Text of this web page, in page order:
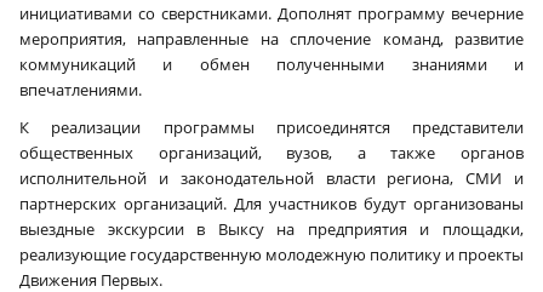
инициативами со сверстниками. Дополнят программу вечерние
мероприятия, направленные на сплочение команд, развитие
коммуникаций и обмен полученными знаниями и
впечатлениями.
К реализации программы присоединятся представители
общественных организаций, вузов, а также органов
исполнительной и законодательной власти региона, СМИ и
партнерских организаций. Для участников будут организованы
выездные экскурсии в Выксу на предприятия и площадки,
реализующие государственную молодежную политику и проекты
Движения Первых.